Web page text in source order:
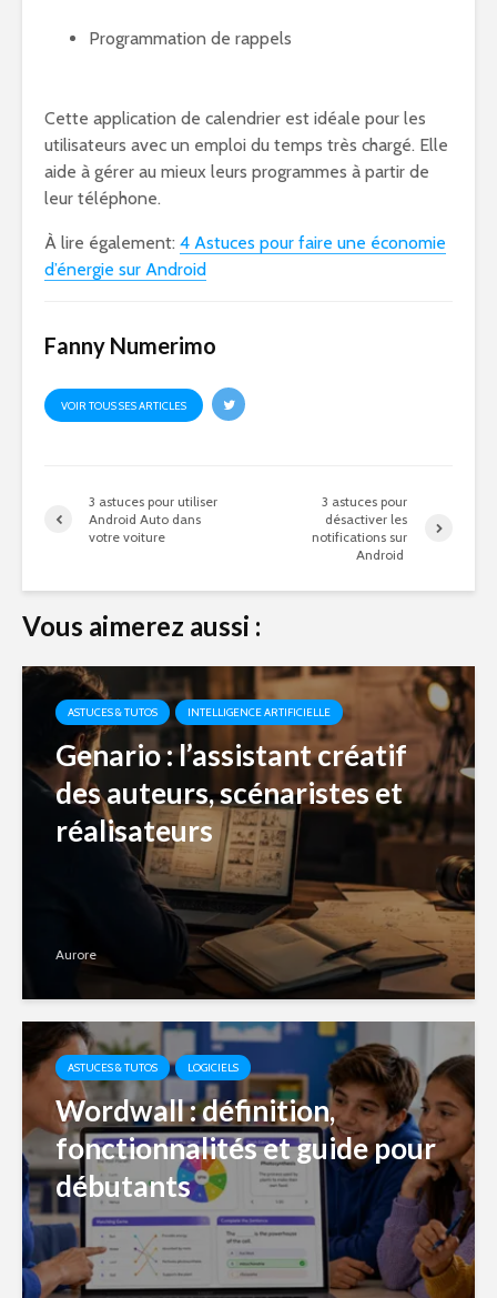
Programmation de rappels
Cette application de calendrier est idéale pour les
utilisateurs avec un emploi du temps très chargé. Elle
aide à gérer au mieux leurs programmes à partir de
leur téléphone.
À lire également: 4 Astuces pour faire une économie
d’énergie sur Android
Fanny Numerimo
VOIR TOUS SES ARTICLES
3 astuces pour utiliser
Android Auto dans
votre voiture
3 astuces pour
désactiver les
notifications sur
Android
Vous aimerez aussi :
ASTUCES & TUTOS INTELLIGENCE ARTIFICIELLE
Genario : l’assistant créatif
des auteurs, scénaristes et
réalisateurs
Aurore
ASTUCES & TUTOS LOGICIELS
Wordwall : définition,
fonctionnalités et guide pour
débutants